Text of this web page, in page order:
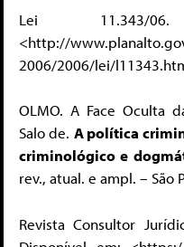
Lei 11.343/
<http://
2006/2006/lei/
OLMO. A Face Oculta
Salo de. A política
criminológico e
rev., atual. e ampl. – São
Revista Consultor